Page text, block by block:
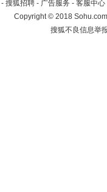
- 搜狐招聘 - 广告服务 - 客服中心
Copyright©2018
搜狐不良信息举